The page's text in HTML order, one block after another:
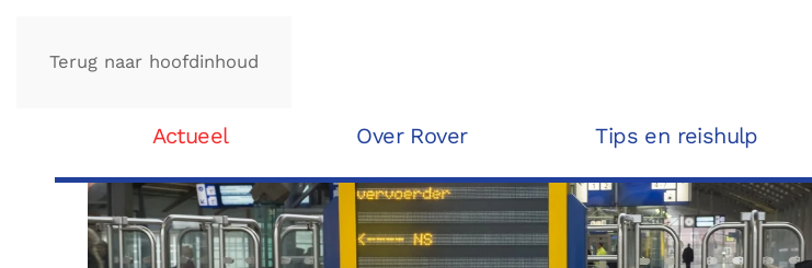
Terug naar hoofdinhoud
Actueel Over Rover Tips en reishulp